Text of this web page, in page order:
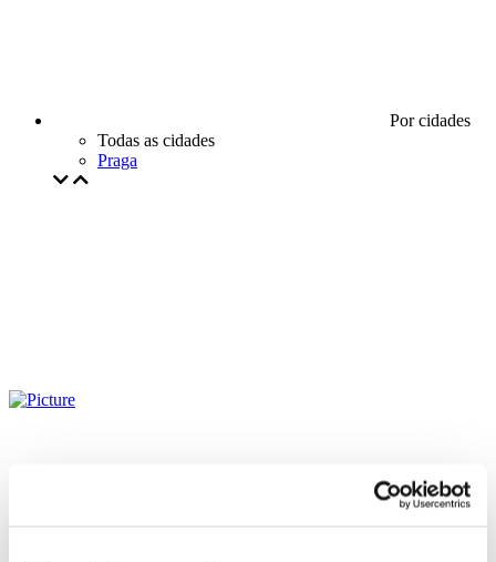
Por cidades
Todas as cidades
Praga